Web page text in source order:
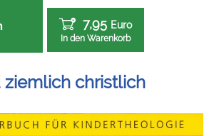
7,95 Euro
In den Warenkorb
ziemlich christlich